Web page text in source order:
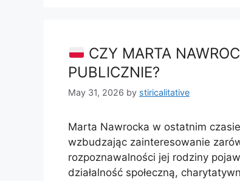
CZY MARTA
PUBLICZNIE?
May 31, 2026 by stiricalitative
Marta Nawrocka w ostatnim
wzbudzając zainteresowanie
rozpoznawalności jej rodziny
działalność społeczną,